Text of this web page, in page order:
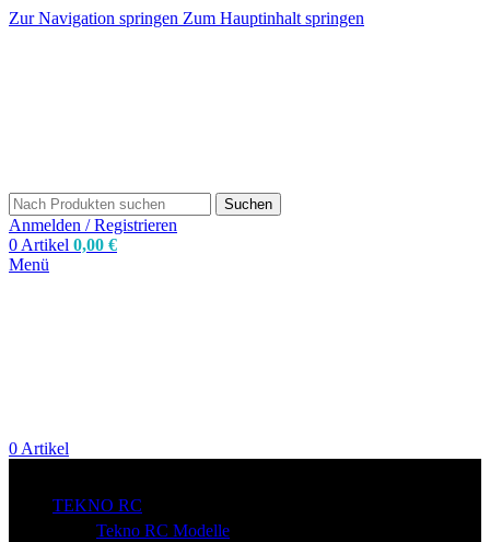
Zur Navigation springen Zum Hauptinhalt springen
Suchen
Anmelden / Registrieren
0 Artikel 0,00 €
Menü
0 Artikel
TEKNO RC
Tekno RC Modelle